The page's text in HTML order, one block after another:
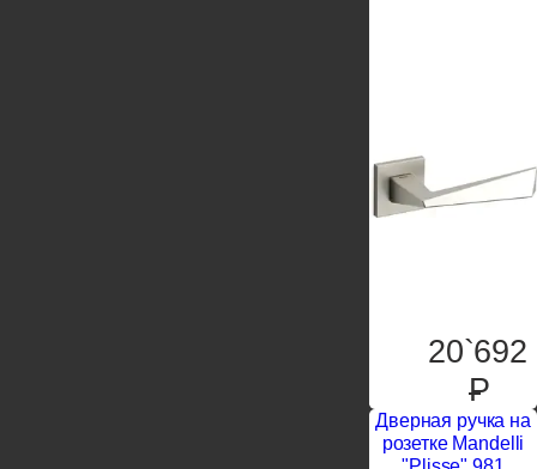
20`692
P
Дверная ручка на
розетке Mandelli